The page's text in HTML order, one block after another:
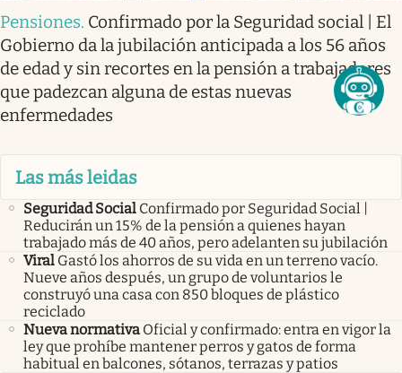
Pensiones. Confirmado por la Seguridad social | El
Gobierno da la jubilación anticipada a los 56 años
de edad y sin recortes en la pensión a trabajadores
que padezcan alguna de estas nuevas
enfermedades
Las más leidas
Seguridad Social Confirmado por Seguridad Social |
Reducirán un 15% de la pensión a quienes hayan
trabajado más de 40 años, pero adelanten su jubilación
Viral Gastó los ahorros de su vida en un terreno vacío.
Nueve años después, un grupo de voluntarios le
construyó una casa con 850 bloques de plástico
reciclado
Nueva normativa Oficial y confirmado: entra en vigor la
ley que prohíbe mantener perros y gatos de forma
habitual en balcones, sótanos, terrazas y patios